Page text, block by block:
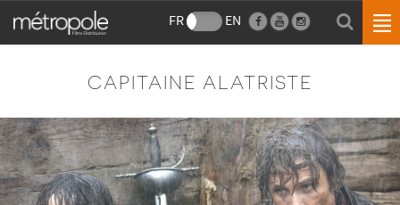
FR EN
CAPITAINE ALATRISTE